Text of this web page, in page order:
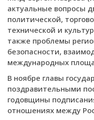
актуальные вопросы
политической,
технической и
также проблемы
безопасности,
международных
В ноябре главы
поздравительными
годовщины
отношениях между